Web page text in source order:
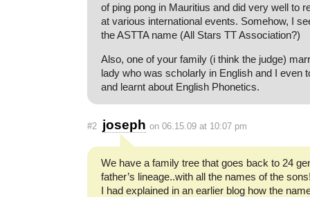
of ping pong in Mauritius and did very well to
at various international events. Somehow, I
the ASTTA name (All Stars TT Association?)
Also, one of your family (i think the judge)
lady who was scholarly in English and I even
and learnt about English Phonetics.
#2 joseph on 06.15.09 at 10:07 pm
We have a family tree that goes back to 24
father’s lineage..with all the names of the
I had explained in an earlier blog how the